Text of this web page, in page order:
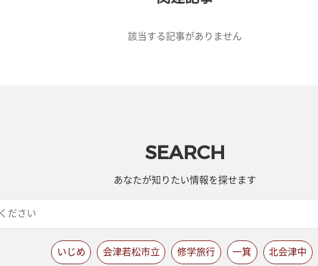
該当する記事がありません
SEARCH
あなたが知りたい情報を探せます
いじめ 会津若松市立 修学旅行 一箕 北会津中